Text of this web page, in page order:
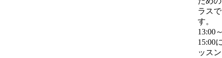
ラスで
す。
13:00
15:00
ッス